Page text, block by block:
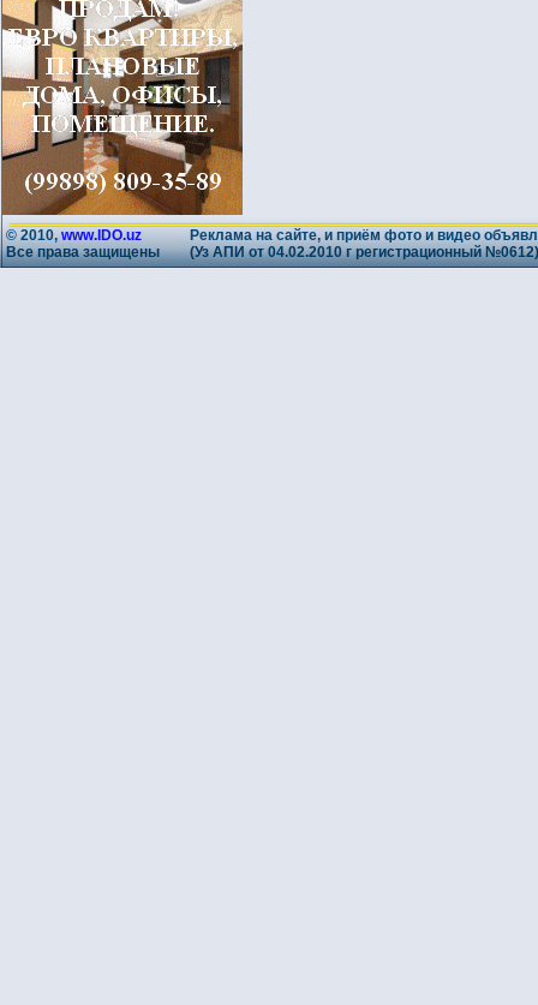
© 2010, www.IDO.uz
Все права защищены
Реклама на сайте, и приём фото и видео
(Уз АПИ от 04.02.2010 г регистрационный